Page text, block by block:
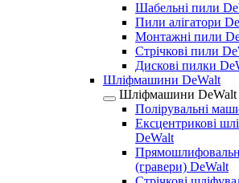
Шабельні пили
Пили алігатори
Монтажні пили
Стрічкові пили
Дискові пилки
Шліфмашини DeWalt
Шліфмашини DeWalt
Полірувальні
Ексцентрикові
DeWalt
(гравери) DeWalt